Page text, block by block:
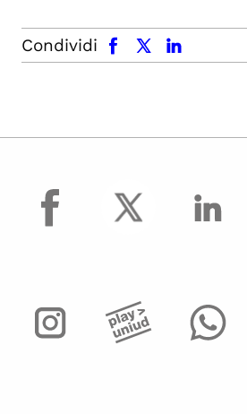
Condividi
facebook x.com linkedin
facebook